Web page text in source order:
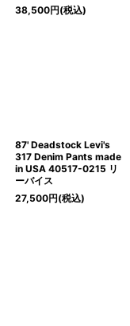
38,500円(税込)
87' Deadstock Levi's
317 Denim Pants made
in USA 40517-0215 リ
ーバイス
27,500円(税込)